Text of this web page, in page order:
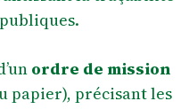
ordre de mission
papier), précisant les